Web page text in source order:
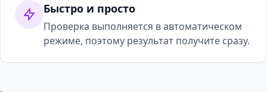
Быстро и просто
Проверка выполняется в автоматическом
режиме, поэтому результат получите сразу.